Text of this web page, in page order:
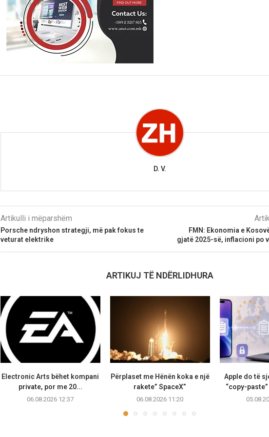
D. V.
Artikulli i mëparshëm
Porsche ndryshon strategji, më pak fokus te
veturat elektrike
FMN: Ekonomia e
gjatë 2025-së, inflacioni po
ARTIKUJ TË NDËRLIDHURA
Electronic Arts bëhet kompani
private, por me 20...
06.08.2026 12:37
Përplaset me Hënën koka e një
rakete” SpaceX”
06.08.2026 11:20
Apple do të
“copy-